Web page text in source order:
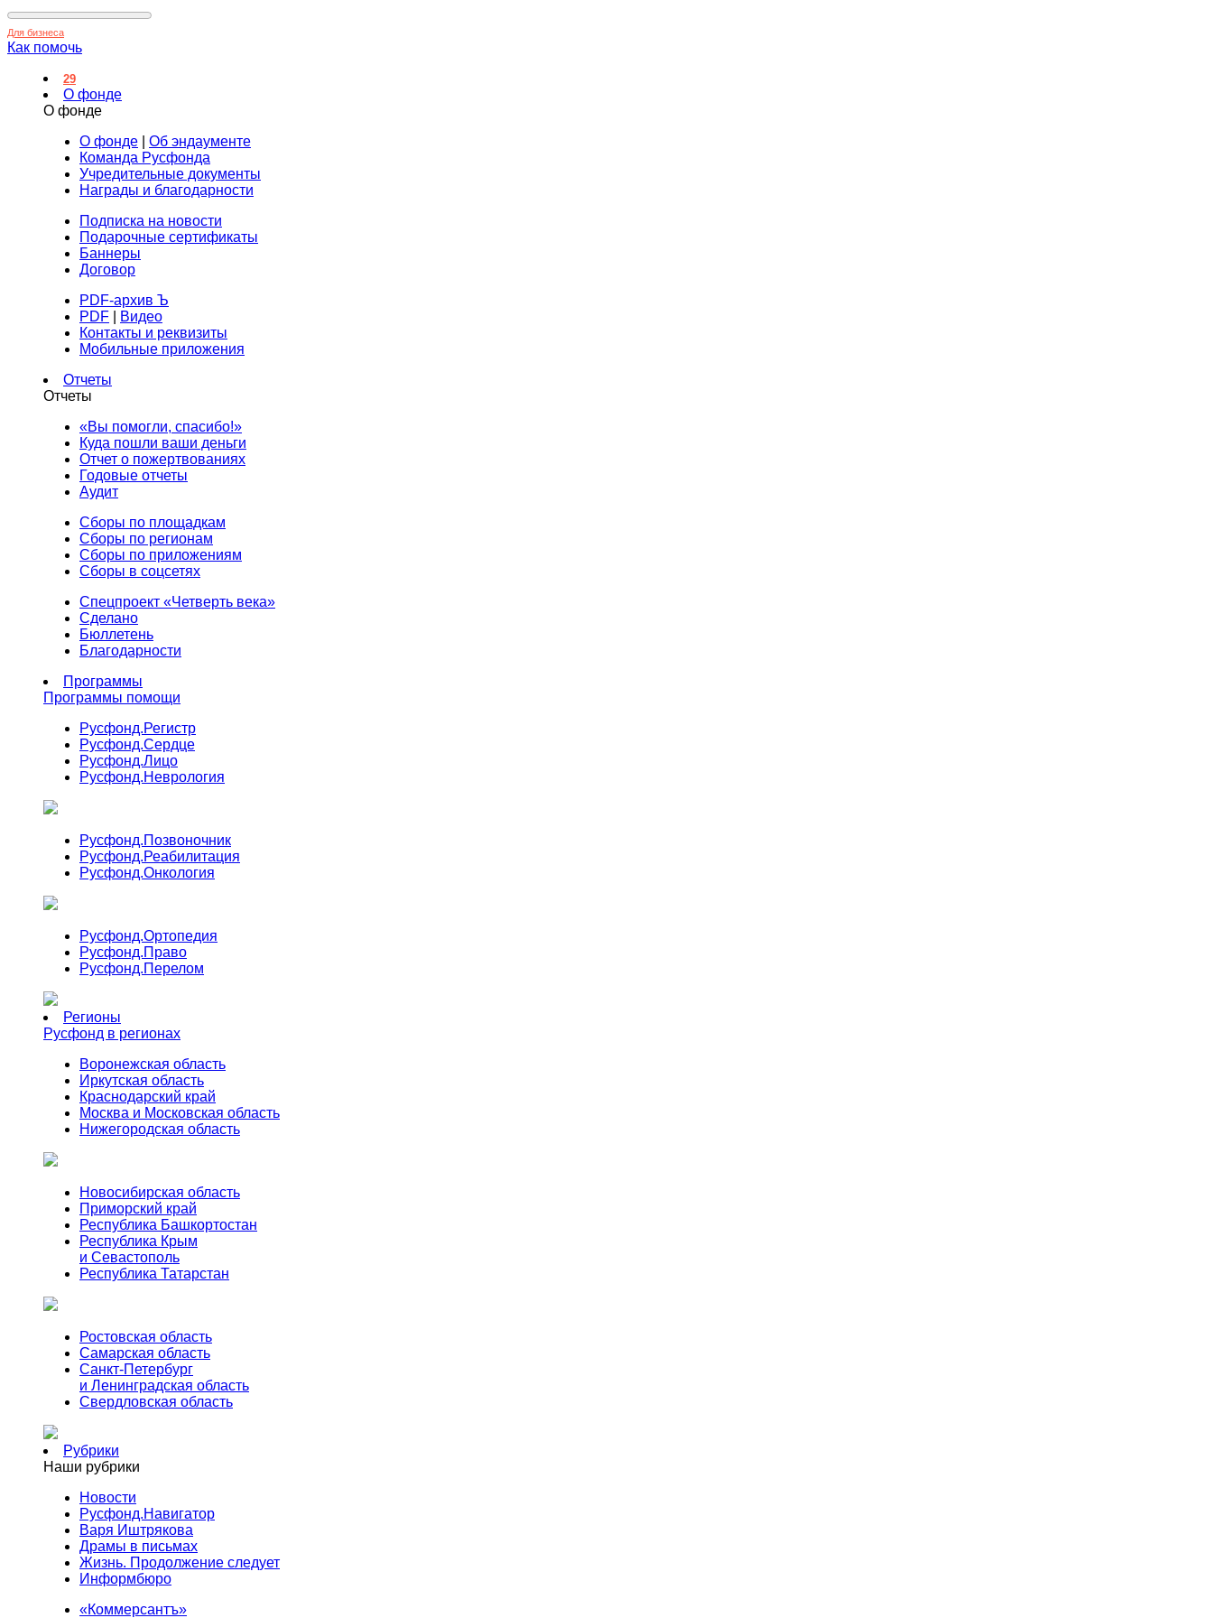
Для бизнеса
Как помочь
29
О фонде
О фонде
О фонде
Об эндаументе
Команда Русфонда
Учредительные документы
Награды и благодарности
Подписка на новости
Подарочные сертификаты
Баннеры
Договор
PDF-архив Ъ
PDF
Видео
Контакты и реквизиты
Мобильные приложения
Отчеты
Отчеты
«Вы помогли, спасибо!»
Куда пошли ваши деньги
Отчет о пожертвованиях
Годовые отчеты
Аудит
Сборы по площадкам
Сборы по регионам
Сборы по приложениям
Сборы в соцсетях
Спецпроект «Четверть века»
Сделано
Бюллетень
Благодарности
Программы
Программы помощи
Русфонд.Регистр
Русфонд.Сердце
Русфонд.Лицо
Русфонд.Неврология
Русфонд.Позвоночник
Русфонд.Реабилитация
Русфонд.Онкология
Русфонд.Ортопедия
Русфонд.Право
Русфонд.Перелом
Регионы
Русфонд в регионах
Воронежская область
Иркутская область
Краснодарский край
Москва и Московская область
Нижегородская область
Новосибирская область
Приморский край
Республика Башкортостан
Республика Крым
и Севастополь
Республика Татарстан
Ростовская область
Самарская область
Санкт-Петербург
и Ленинградская область
Свердловская область
Рубрики
Наши рубрики
Новости
Русфонд.Навигатор
Варя Иштрякова
Драмы в письмах
Жизнь. Продолжение следует
Информбюро
«Коммерсантъ»